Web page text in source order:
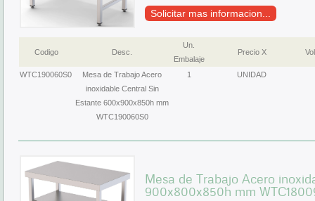
Solicitar mas informacion...
Codigo Desc.
Un.
Embalaje
Precio X
WTC190060S0
Mesa de Trabajo Acero
inoxidable Central Sin
Estante 600x900x850h mm
WTC190060S0
1 UNIDAD
Mesa de Trabajo Acero
900x800x850h mm